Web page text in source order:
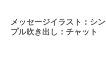
メッセージイラスト：シン
プル吹き出し：チャット